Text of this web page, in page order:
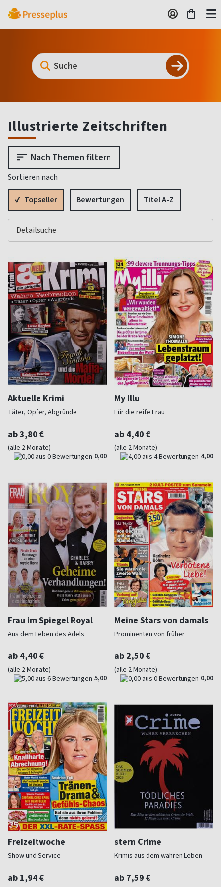
Illustrierte Zeitschriften
Nach Themen filtern
Sortieren nach
Topseller Bewertungen Titel A-Z
Aktuelle Krimi
Täter, Opfer, Abgründe
ab 3,80 €
(alle 2 Monate)
0,00
My Illu
Für die reife Frau
ab 4,40 €
(alle 2 Monate)
4,00
Frau im Spiegel Royal
Aus dem Leben des Adels
ab 4,40 €
(alle 2 Monate)
5,00
Meine Stars von damals
Prominenten von früher
ab 2,50 €
(alle 2 Monate)
0,00
Freizeitwoche
Show und Service
ab 1,94 €
stern Crime
Krimis aus dem wahren Leben
ab 7,59 €